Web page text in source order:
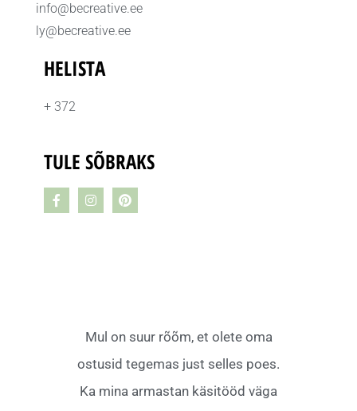
Mul on suur rõõm, et olete oma
ostusid tegemas just selles poes.
Ka mina armastan käsitööd väga
info@becreative.ee
ly@becreative.ee
HELISTA
+ 372
TULE SÕBRAKS